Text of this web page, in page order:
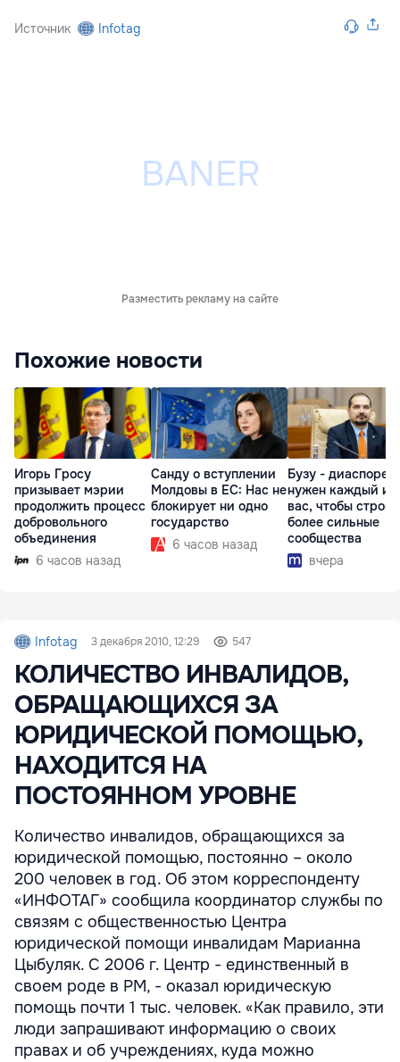
Источник Infotag
Разместить рекламу на сайте
Похожие новости
Игорь Гросу
призывает мэрии
продолжить процесс
добровольного
объединения
6 часов назад
Санду о вступлении
Молдовы в ЕС: Нас не
блокирует ни одно
государство
6 часов назад
Бузу - диаспоре:
нужен каждый из
вас, чтобы
более сильные
сообщества
вчера
Infotag 3 декабря 2010, 12:29 547
КОЛИЧЕСТВО ИНВАЛИДОВ,
ОБРАЩАЮЩИХСЯ ЗА
ЮРИДИЧЕСКОЙ ПОМОЩЬЮ,
НАХОДИТСЯ НА
ПОСТОЯННОМ УРОВНЕ
Количество инвалидов, обращающихся за
юридической помощью, постоянно – около
200 человек в год. Об этом корреспонденту
«ИНФОТАГ» сообщила координатор службы по
связям с общественностью Центра
юридической помощи инвалидам Марианна
Цыбуляк. С 2006 г. Центр - единственный в
своем роде в РМ, - оказал юридическую
помощь почти 1 тыс. человек. «Как правило, эти
люди запрашивают информацию о своих
правах и об учреждениях, куда можно